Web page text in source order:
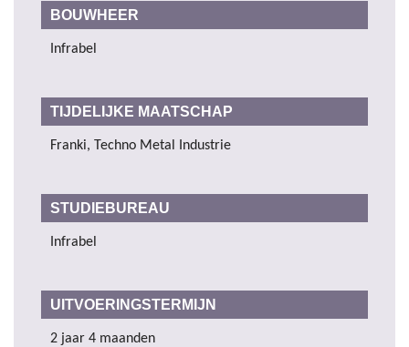
BOUWHEER
Infrabel
TIJDELIJKE MAATSCHAP
Franki, Techno Metal Industrie
STUDIEBUREAU
Infrabel
UITVOERINGSTERMIJN
2 jaar 4 maanden